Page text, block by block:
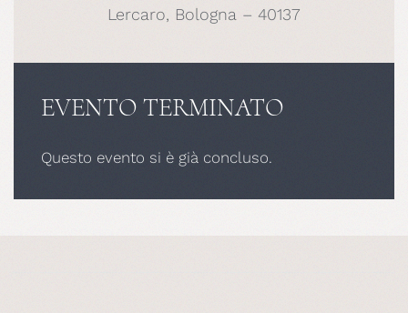
Lercaro, Bologna – 40137
EVENTO TERMINATO
Questo evento si è già concluso.